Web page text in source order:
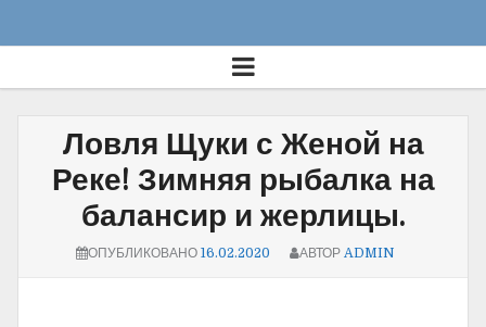
Ловля Щуки с Женой на
Реке! Зимняя рыбалка на
балансир и жерлицы.
ОПУБЛИКОВАНО 16.02.2020 АВТОР ADMIN